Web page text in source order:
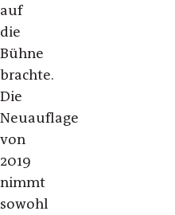
auf
die
Bühne
brachte.
Die
Neuauflage
von
2019
nimmt
sowohl